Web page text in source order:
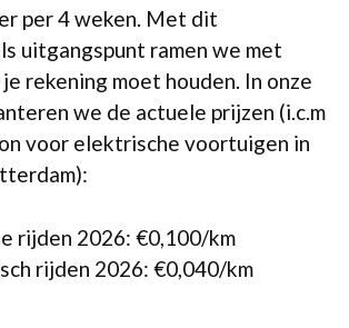
per 4 weken. Met dit
uitgangspunt ramen we met
rekening moet houden. In onze
we de actuele prijzen (i.c.m
voor elektrische voortuigen in
rijden 2026: €0,100/km
rijden 2026: €0,040/km